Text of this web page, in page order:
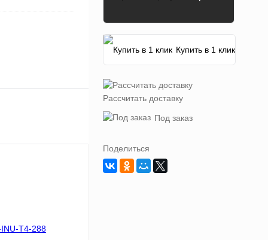
Купить в 1 клик
Рассчитать доставку
Под заказ
Поделиться